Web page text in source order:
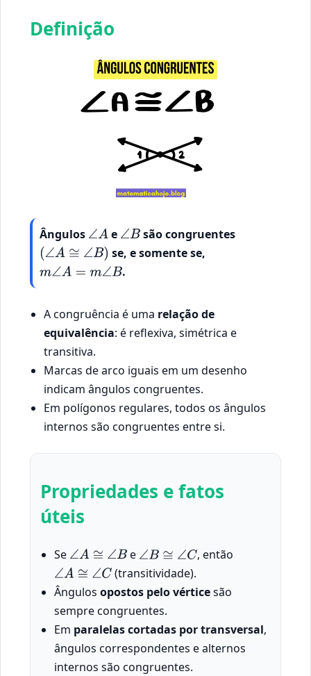
Definição
Ângulos ∠A e ∠B são congruentes
(∠A≅ ∠ B)
se, e somente se,
m∠A= m ∠B .
A congruência é uma relação de
equivalência: é reflexiva, simétrica e
transitiva.
Marcas de arco iguais em um desenho
indicam ângulos congruentes.
Em polígonos regulares, todos os ângulos
internos são congruentes entre si.
Propriedades e fatos
úteis
Se ∠A≅∠ B e ∠B≅∠ C
, então
∠A≅∠ C
(transitividade).
Ângulos opostos pelo vérticesão
sempre congruentes.
Em paralelas cortadas por transversal,
ângulos correspondentes e alternos
internos são congruentes.